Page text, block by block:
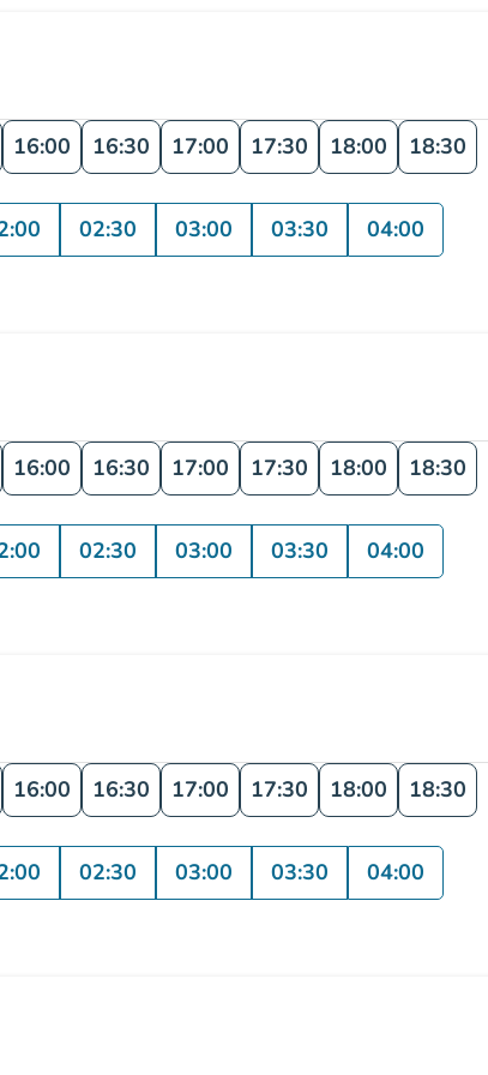
16:00 16:30 17:00 17:30 18:00 18:30
02:30 03:00 03:30 04:00
16:00 16:30 17:00 17:30 18:00 18:30
02:30 03:00 03:30 04:00
16:00 16:30 17:00 17:30 18:00 18:30
02:30 03:00 03:30 04:00